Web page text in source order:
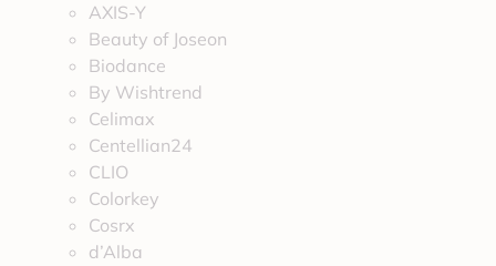
AXIS-Y
Beauty of Joseon
Biodance
By Wishtrend
Celimax
Centellian24
CLIO
Colorkey
Cosrx
d’Alba